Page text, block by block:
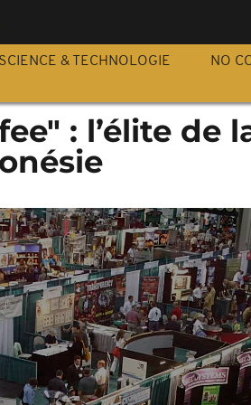
SCIENCE & TECHNOLOGIE NO
: l’élite de